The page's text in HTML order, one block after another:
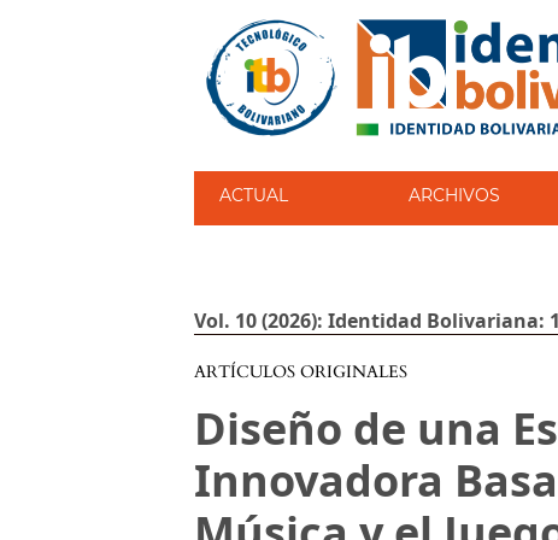
ACTUAL ARCHIVOS
Vol. 10 (2026): Identidad Bolivariana:
ARTÍCULOS ORIGINALES
Diseño de una
Innovadora